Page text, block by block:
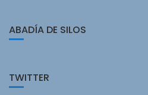
ABADÍA DE SILOS
TWITTER